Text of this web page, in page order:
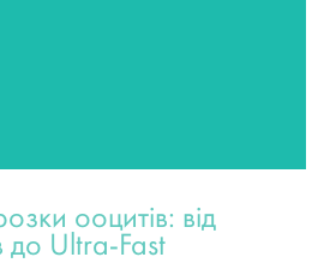
ооцитів: від
до Ultra-Fast